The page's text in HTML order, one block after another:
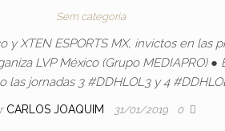
Sem categoria
y XTEN ESPORTS MX, invictos en las
LVP México (Grupo MEDIAPRO) ●
las jornadas 3 #DDHLOL3 y 4
CARLOS JOAQUIM 31/01/2019 0